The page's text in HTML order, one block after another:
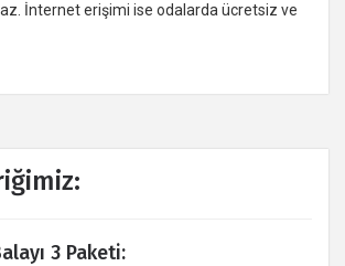
İnternet erişimi ise odalarda ücretsiz ve
3 Paketi: